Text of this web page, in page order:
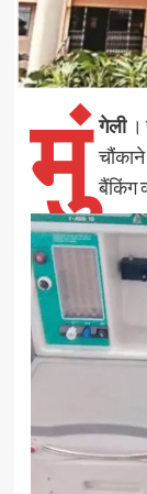
मुं गेली।
बैंकिंग